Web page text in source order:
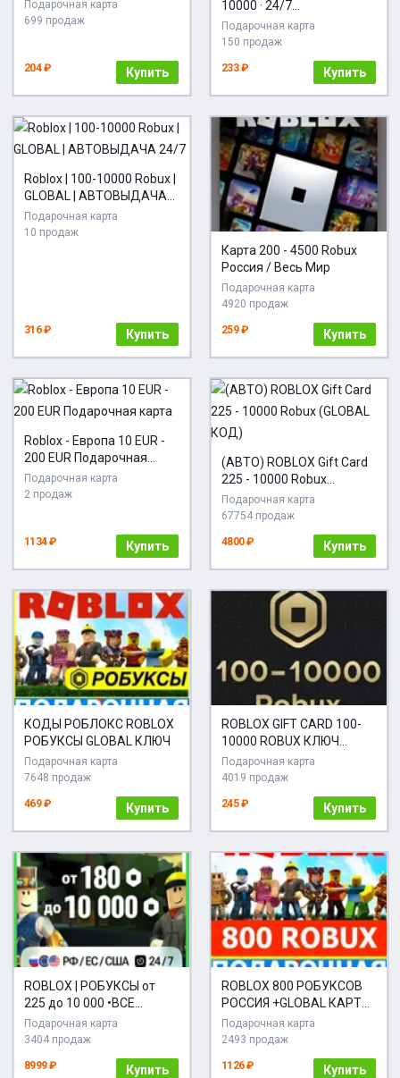
РЕГИОНЫ
Подарочная карта
699 продаж
204 ₽ Купить
10000 · 24/7
АВТОМАТИЧЕСКАЯ
ДОСТАВКА
Подарочная карта
150 продаж
233 ₽ Купить
Roblox | 100-10000 Robux |
GLOBAL | АВТОВЫДАЧА
24/7
Подарочная карта
10 продаж
316 ₽ Купить
Карта 200 - 4500 Robux
Россия / Весь Мир
Подарочная карта
4920 продаж
259 ₽ Купить
Roblox - Европа 10 EUR -
200 EUR Подарочная
карта
Подарочная карта
2 продаж
1134 ₽ Купить
(АВТО) ROBLOX Gift Card
225 - 10000 Robux
(GLOBAL КОД)
Подарочная карта
67754 продаж
4800 ₽ Купить
КОДЫ РОБЛОКС ROBLOX
РОБУКСЫ GLOBAL КЛЮЧ
Подарочная карта
7648 продаж
469 ₽ Купить
ROBLOX GIFT CARD 100-
10000 ROBUX КЛЮЧ
АКТИВАЦИИ
Подарочная карта
4019 продаж
245 ₽ Купить
ROBLOX | РОБУКСЫ от
225 до 10 000 •ВСЕ
РЕГИОНЫ (Россия)
Подарочная карта
3404 продаж
8999 ₽ Купить
ROBLOX 800 РОБУКСОВ
РОССИЯ +GLOBAL КАРТА
РОБЛОКС
Подарочная карта
2493 продаж
1126 ₽ Купить